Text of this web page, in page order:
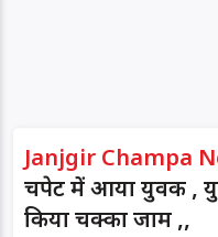
Janjgir Champa
चपेट में आया युवक ,
किया चक्का जाम ,,